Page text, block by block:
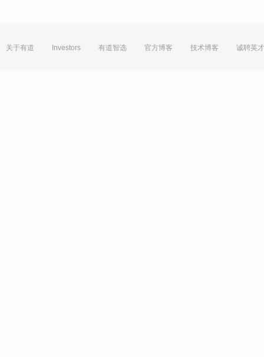
关于有道 Investors 有道智选 官方博客 技术博客 诚聘英才